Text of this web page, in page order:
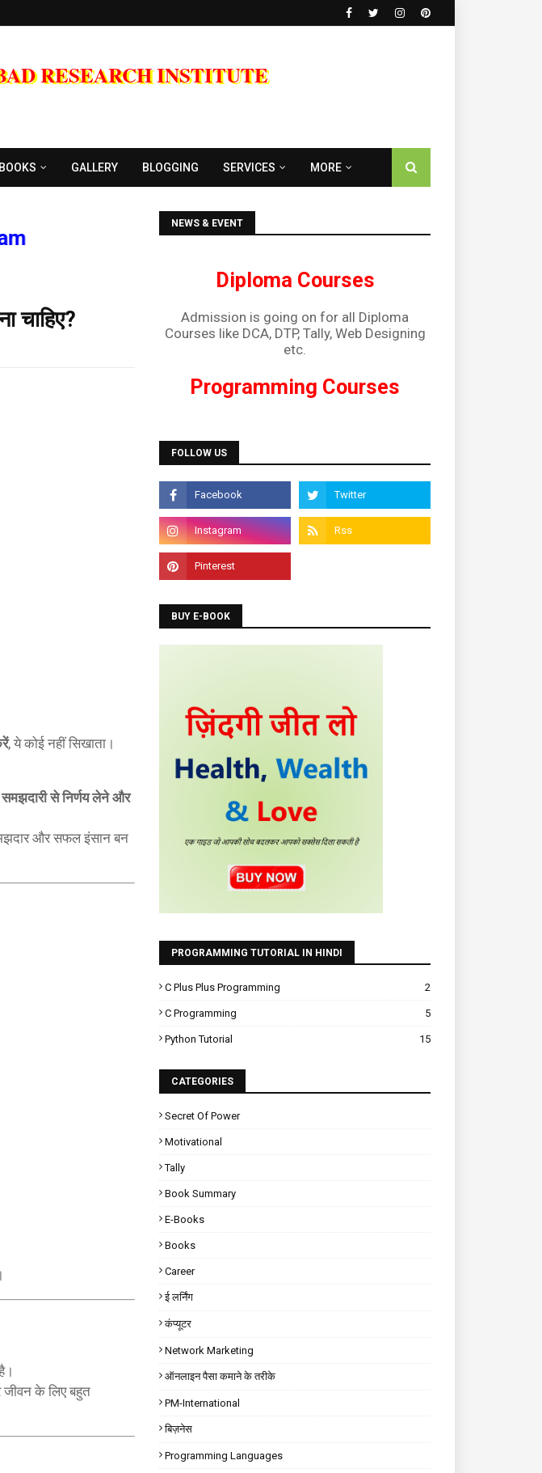
RESEARCH INSTITUTE
GALLERY BLOGGING SERVICES MORE
चाहिए?
, ये कोई नहीं सिखाता।
समझदारी से निर्णय लेने और
और सफल इंसान बन
के लिए बहुत
NEWS & EVENT
Diploma Courses
Admission is going on for all Diploma
Courses like DCA, DTP, Tally, Web Designing
Programming Courses
Admission is going on for Programming
Languages like C, C++, Java, .Net, PHP,
FOLLOW US
BUY E-BOOK
PROGRAMMING TUTORIAL IN HINDI
C Plus Plus Programming 2
C Programming 5
Python Tutorial 15
CATEGORIES
Secret Of Power
Motivational
Tally
Book Summary
E-Books
Books
Career
ई लर्निंग
कंप्यूटर
Network Marketing
ऑनलाइन पैसा कमाने के तरीके
PM-International
बिज़नेस
Programming Languages